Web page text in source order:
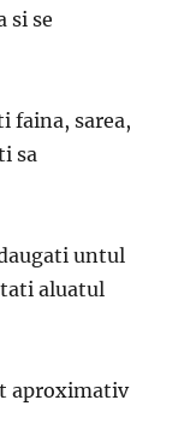
si se
faina, sarea,
sa
untul
aluatul
aproximativ